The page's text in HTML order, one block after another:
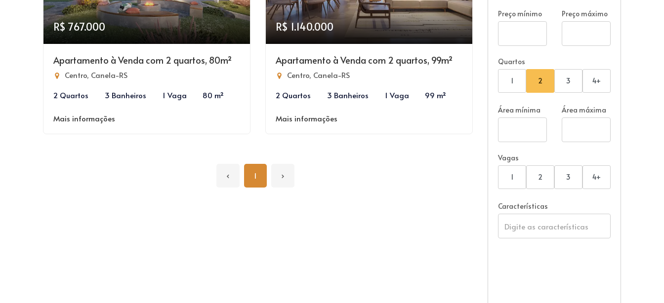
R$ 767.000
Apartamento à Venda com 2 quartos, 80m²
Centro, Canela-RS
2 Quartos
3 Banheiros 1 Vaga 80 m²
Mais informações
R$ 1.140.000
Apartamento à Venda com 2 quartos, 99m²
Centro, Canela-RS
2 Quartos
3 Banheiros 1 Vaga 99 m²
Mais informações
‹ 1 ›
Preço mínimo Preço máximo
Quartos
1 2 3 4+
Área mínima Área máxima
Vagas
1 2 3 4+
Características